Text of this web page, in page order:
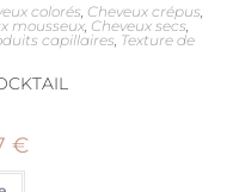
colorés, Cheveux crépus,
mousseux, Cheveux secs,
capillaires, Texture de
€